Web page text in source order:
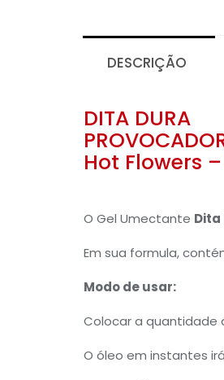
DESCRIÇÃO
DITA DURA
Hot Flowers
O Gel Umectante Dita
Em sua formula,
Modo de usar:
Colocar a quantidade
O óleo em instantes